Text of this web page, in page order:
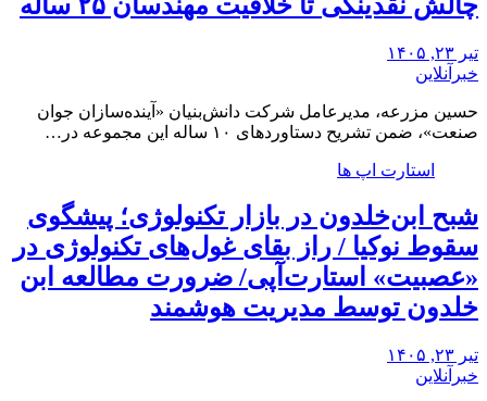
تیر ۲۳, ۱۴۰۵
خبرآنلاین
حسین مزرعه، مدیرعامل شرکت دانش‌بنیان «آینده‌سازان جوان
صنعت»، ضمن تشریح دستاوردهای ۱۰ ساله این مجموعه در…
استارت اپ ها
شبح ابن‌خلدون در بازار تکنولوژی؛ پیشگوی
سقوط نوکیا / راز بقای غول‌های تکنولوژی در
«عصبیت» استارت‌آپی/ ضرورت مطالعه ابن
خلدون توسط مدیریت هوشمند
تیر ۲۳, ۱۴۰۵
خبرآنلاین